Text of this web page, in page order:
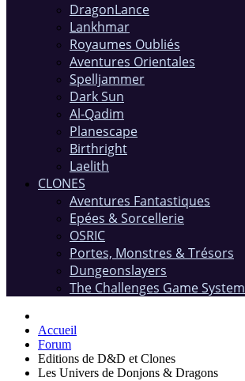
DragonLance
Lankhmar
Royaumes Oubliés
Aventures Orientales
Spelljammer
Dark Sun
Al-Qadim
Planescape
Birthright
Laelith
CLONES
Aventures Fantastiques
Epées & Sorcellerie
OSRIC
Portes, Monstres & Trésors
Dungeonslayers
The Challenges Game System
Accueil
Forum
Editions de D&D et Clones
Les Univers de Donjons & Dragons